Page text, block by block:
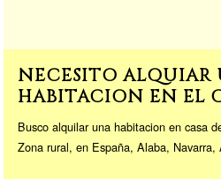
NECESITO ALQUIAR
HABITACION EN EL
Busco alquilar una habitacion en casa
Zona rural, en España, Alaba,